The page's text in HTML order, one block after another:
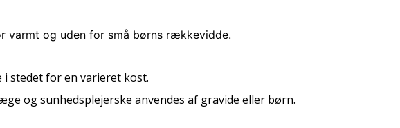
varmt og uden for små børns rækkevidde.
stedet for en varieret kost.
og sunhedsplejerske anvendes af gravide eller børn.